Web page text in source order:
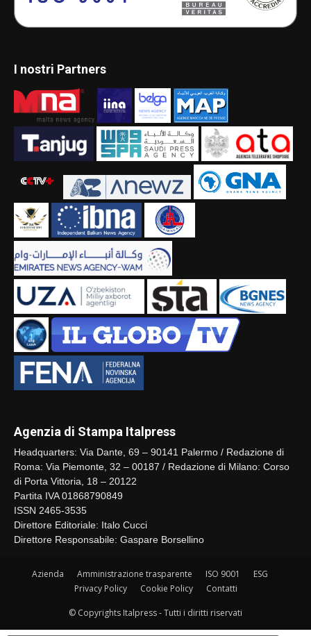
I nostri Partners
Agenzia di Stampa Italpress
Headquarters: Via Dante, 69 – 90141 Palermo / Redazione di
Roma: Via Piemonte, 32 – 00187 / Redazione di Milano: Corso
di Porta Vittoria, 18 – 20122
Partita IVA 01868790849
ISSN 2465-3535
Direttore Editoriale: Italo Cucci
Direttore Responsabile: Gaspare Borsellino
Azienda Amministrazione trasparente ISO 9001
ESG
Privacy Policy
Cookie Policy Contatti
© Copyrights Italpress - Tutti i diritti riservati